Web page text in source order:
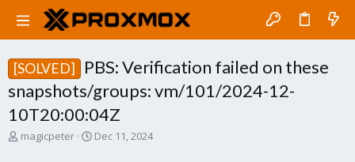
[SOLVED]
PBS: Verification failed on these
snapshots/groups: vm/101/2024-12-
10T20:00:04Z
T
magicpeter
S
Dec 11, 2024